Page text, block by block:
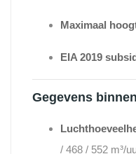
Maximaal
EIA 2019
Gegevens
/ 468 / 552 m³/